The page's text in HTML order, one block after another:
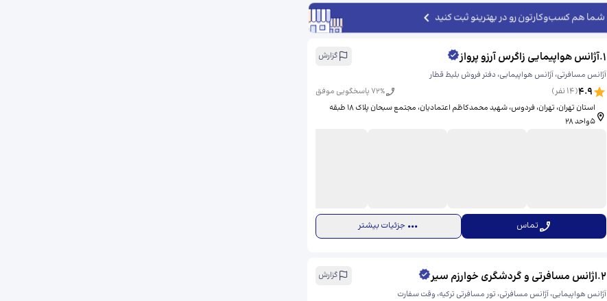
شما هم کسب‌وکارتون رو در بهترینو ثبت کنید
1
.آژانس هواپیمایی زاگرس آرزو پرواز
گزارش
آژانس مسافرتی، آژانس هواپیمایی، دفتر فروش بلیط قطار
4.9
(
14 نفر) 72% پاسخگویی موفق
استان تهران، تهران، فردوس، شهید محمدکاظم اعتمادیان، ​مجتمع سبحان پلاک 18 طبقە
5واحد 28
تماس جزئیات بیشتر
2
.اژانس مسافرتی و گردشگری خوارزم سیر
گزارش
آژانس هواپیمایی، آژانس مسافرتی، تور مسافرتی ترکیه، وقت سفارت